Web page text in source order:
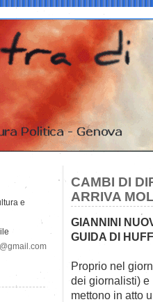
CAMBI DI
ARRIVA
GIANNINI
GUIDA DI
Proprio nel
dei giornalisti) e
mettono in atto
e